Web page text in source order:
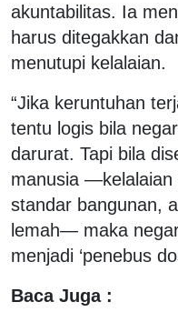
akuntabilitas. Ia
harus ditegakkan
menutupi kelalaian.
“Jika keruntuhan
tentu logis bila
darurat. Tapi bila
manusia —kelalaian
standar bangunan,
lemah— maka
menjadi ‘penebus
Baca Juga :